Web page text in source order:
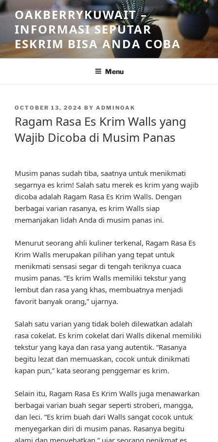
Skip
to
content
OAKBERRYKUWAIT –
INFORMASI SEPUTAR
ESKRIM BISA ANDA COBA
Menu
POSTED
OCTOBER 13, 2024 BY ADMINOAK
Ragam Rasa Es Krim Walls yang
Wajib Dicoba di Musim Panas
Musim panas sudah tiba, saatnya untuk menikmati
segarnya es krim! Salah satu merek es krim yang wajib
dicoba adalah Ragam Rasa Es Krim Walls. Dengan
berbagai varian rasanya, es krim Walls siap
memanjakan lidah Anda di musim panas ini.
Menurut seorang ahli kuliner terkenal, Ragam Rasa Es
Krim Walls merupakan pilihan yang tepat untuk
menikmati sensasi segar di tengah teriknya cuaca
musim panas. “Es krim Walls memiliki tekstur yang
lembut dan rasa yang khas, membuatnya menjadi
favorit banyak orang,” ujarnya.
Salah satu varian yang tidak boleh dilewatkan adalah
rasa cokelat. Es krim cokelat dari Walls dikenal memiliki
tekstur yang kaya dan rasa yang autentik. “Rasanya
begitu lezat dan memuaskan, cocok untuk dinikmati
kapan pun,” kata seorang penggemar es krim.
Selain itu, Ragam Rasa Es Krim Walls juga menawarkan
berbagai varian buah segar seperti stroberi, mangga,
dan leci. “Es krim buah dari Walls sangat cocok untuk
menyegarkan diri di musim panas. Rasanya begitu
alami dan menyehatkan,” ujar seorang penikmat es